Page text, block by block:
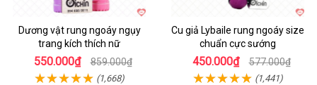
Dương vật rung ngoáy ngụy
trang kích thích nữ
550.000₫ 859.000₫
(1,668)
Cu giả Lybaile rung ngoáy size
chuẩn cực sướng
450.000₫ 577.000₫
(1,441)